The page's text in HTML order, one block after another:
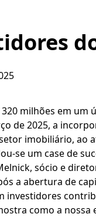
milhões em
de 2025, a
imobiliário, ao
se um case de
sócio e
a abertura de
investidores
como a